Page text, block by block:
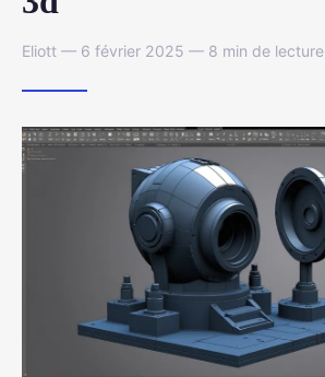
Eliott — 6 février 2025 — 8 min de lecture